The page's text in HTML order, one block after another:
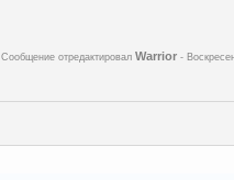
Сообщение отредактировалWarrior -